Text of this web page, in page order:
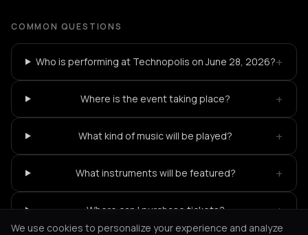
COMMON QUESTIONS
Who is performing at Technopolis on June 28, 2026?+
Where is the event taking place? +
What kind of music will be played? +
What instruments will be featured? +
Where can I purchase tickets? +
We use cookies to personalize your experience and analyze